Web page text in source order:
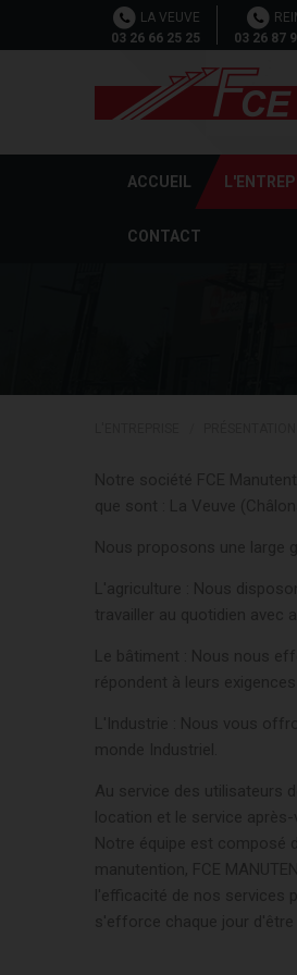
LA VEUVE
03 26 66 25 25
03 26 87
ACCUEIL
CONTACT
Notre société FCE
que sont : La Veuve
L'agriculture : Nous
travailler au quotidien avec
Le bâtiment : Nous nous
répondent à leurs
L'Industrie : Nous vous
Au service des utilisateurs
Cookies management panel